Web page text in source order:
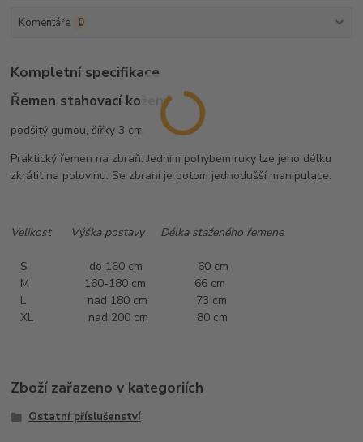
Komentáře 0
Kompletní specifikace
Řemen stahovací kožený
podšitý gumou, šířky 3 cm.
Praktický řemen na zbraň. Jedním pohybem ruky lze jeho délku
zkrátit na polovinu. Se zbraní je potom jednodušší manipulace.
Velikost Výška postavy Délka staženého řemene
S do 160 cm 60 cm
M 160-180 cm 66 cm
L nad 180 cm 73 cm
XL nad 200 cm 80 cm
Zboží zařazeno v kategoriích
Ostatní příslušenství